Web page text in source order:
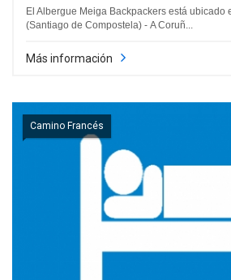
El Albergue Meiga Backpackers está ubicado
(Santiago de Compostela) - A Coruñ...
Más información
Camino Francés